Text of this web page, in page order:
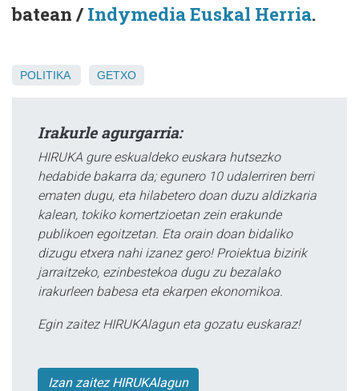
batean / Indymedia Euskal Herria.
POLITIKA GETXO
Irakurle agurgarria:
HIRUKA gure eskualdeko euskara hutsezko
hedabide bakarra da; egunero 10 udalerriren berri
ematen dugu, eta hilabetero doan duzu aldizkaria
kalean, tokiko komertzioetan zein erakunde
publikoen egoitzetan. Eta orain doan bidaliko
dizugu etxera nahi izanez gero! Proiektua bizirik
jarraitzeko, ezinbestekoa dugu zu bezalako
irakurleen babesa eta ekarpen ekonomikoa.
Egin zaitez HIRUKAlagun eta gozatu euskaraz!
Izan zaitez HIRUKAlagun